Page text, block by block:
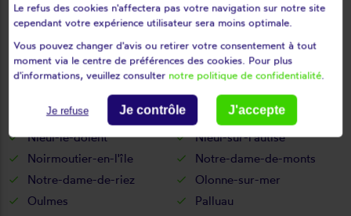
Moreilles
Mormaison
Mortagne-sur-sèvre
Mouchamps
Mouilleron-en-pareds
Mouilleron-le-captif
Mouilleron-Saint-Germain
Moutiers-les-mauxfaits
Moutiers-sur-le-lay
Mouzeuil-saint-martin
Nalliers
Nesmy
Nieul-le-dolent
Nieul-sur-l'autise
Noirmoutier-en-l'île
Notre-dame-de-monts
Notre-dame-de-riez
Olonne-sur-mer
Oulmes
Palluau
Le refus des cookies n'affectera pas votre navigation sur notre site
cependant votre expérience utilisateur sera moins optimale.
Vous pouvez changer d'avis ou retirer votre consentement à tout
moment via le centre de préférences des cookies. Pour plus
d'informations, veuillez consulter notre politique de confidentialité.
Je refuse Je contrôle J'accepte